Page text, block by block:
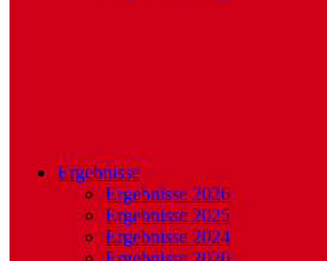
Ergebnisse
Ergebnisse 2026
Ergebnisse 2025
Ergebnisse 2024